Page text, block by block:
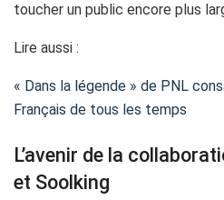
toucher un public encore plus
Lire aussi :
« Dans la légende » de PNL
Français de tous les temps
L’avenir de la
et Soolking